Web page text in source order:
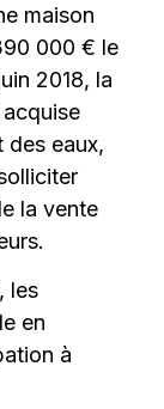
maison
000 € le
2018, la
des eaux,
la vente
les
en
à